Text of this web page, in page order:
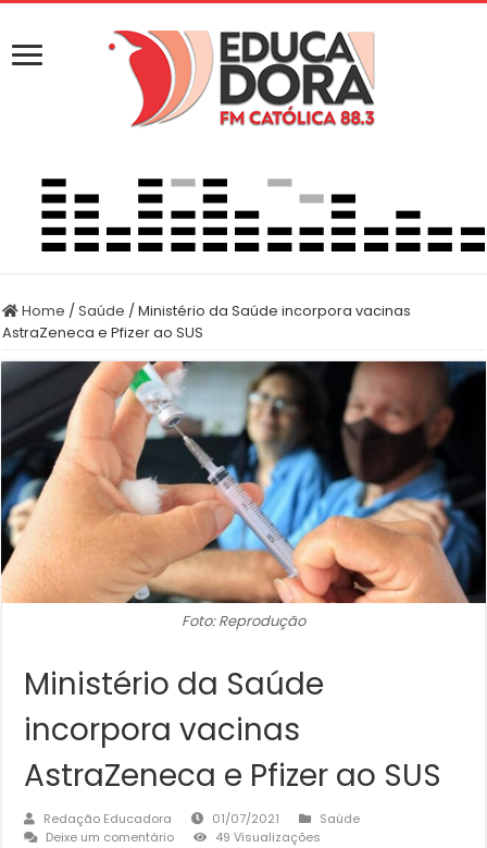
Home /Saúde /Ministério da Saúde incorpora vacinas
AstraZeneca e Pfizer ao SUS
Foto: Reprodução
Ministério da Saúde
incorpora vacinas
AstraZeneca e Pfizer ao SUS
Redação Educadora 01/07/2021
Saúde
Deixe um comentário
49 Visualizações